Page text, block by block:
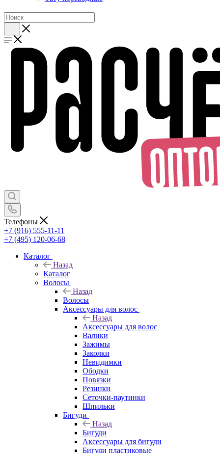
Телефоны
+7 (916) 555-11-11
+7 (495) 120-06-68
Каталог
Назад
Каталог
Волосы
Назад
Волосы
Аксессуары для волос
Назад
Аксессуары для волос
Валики
Зажимы
Заколки
Невидимки
Ободки
Повязки
Резинки
Сеточки-паутинки
Шпильки
Бигуди
Назад
Бигуди
Аксессуары для бигуди
Бигуди пластиковые